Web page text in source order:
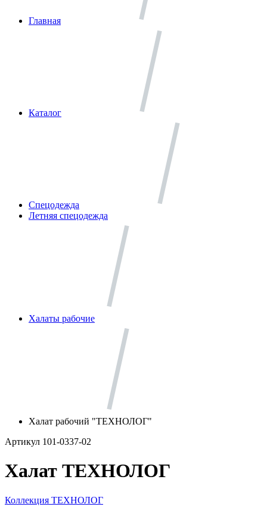
Главная
Каталог
Спецодежда
Летняя спецодежда
Халаты рабочие
Халат рабочий "ТЕХНОЛОГ"
Артикул 101-0337-02
Халат ТЕХНОЛОГ
Коллекция ТЕХНОЛОГ